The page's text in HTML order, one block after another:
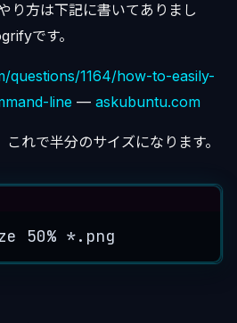
り方は下記に書いてありまし
です。
questions/1164/how-to-easily-
line — askubuntu.com
れで半分のサイズになります。
50% *.png